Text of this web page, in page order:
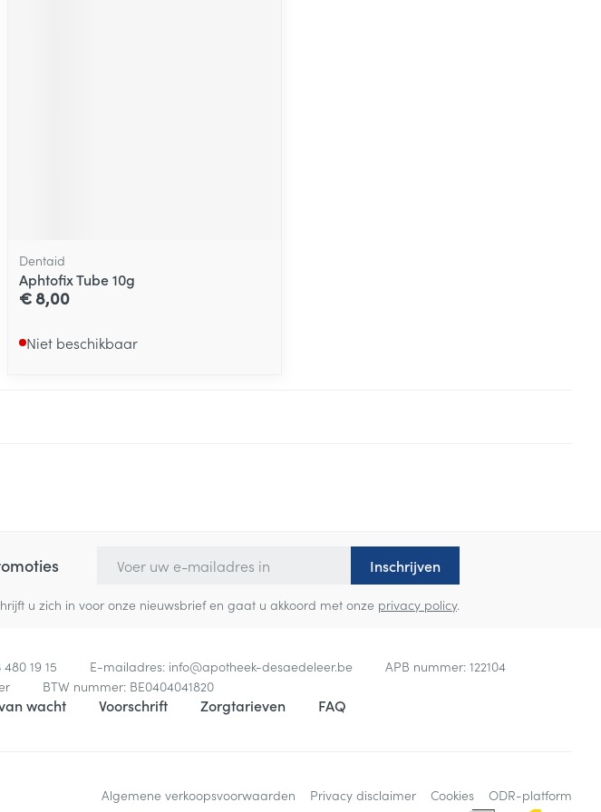
Dentaid
Aphtofix Tube 10g
€ 8,00
Niet beschikbaar
Inschrijven
u zich in voor onze nieuwsbrief en gaat u akkoord met onze privacy policy.
480 19 15 E-mailadres: info@apotheek-desaedeleer.be APB nummer: 122104
BTW nummer: BE0404041820
wacht Voorschrift Zorgtarieven FAQ
Algemene verkoopsvoorwaarden Privacy disclaimer Cookies ODR-platform